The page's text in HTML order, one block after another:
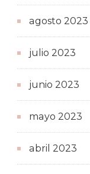
agosto 2023
julio 2023
junio 2023
mayo 2023
abril 2023